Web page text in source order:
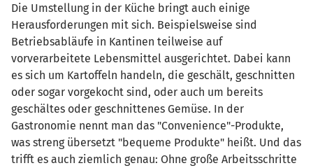
Die Umstellung in der Küche bringt auch einige
Herausforderungen mit sich. Beispielsweise sind
Betriebsabläufe in Kantinen teilweise auf
vorverarbeitete Lebensmittel ausgerichtet. Dabei kann
es sich um Kartoffeln handeln, die geschält, geschnitten
oder sogar vorgekocht sind, oder auch um bereits
geschältes oder geschnittenes Gemüse. In der
Gastronomie nennt man das "Convenience"-Produkte,
was streng übersetzt "bequeme Produkte" heißt. Und das
trifft es auch ziemlich genau: Ohne große Arbeitsschritte